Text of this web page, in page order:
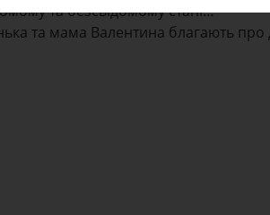
та безсвідомому стані…
та мама Валентина благають про